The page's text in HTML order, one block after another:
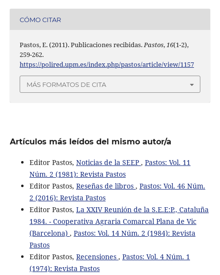
CÓMO CITAR
Pastos, E. (2011). Publicaciones recibidas.Pastos,16(1-2),
259-262.
https://polired.upm.es/index.php/pastos/article/view/1157
MÁS FORMATOS DE CITA
Artículos más leídos del mismo autor/a
Editor Pastos, Noticias de la SEEP , Pastos: Vol. 11
Núm. 2 (1981): Revista Pastos
Editor Pastos, Reseñas de libros , Pastos: Vol. 46 Núm.
2 (2016): Revista Pastos
Editor Pastos, La XXIV Reunión de la S.E.E:P., Cataluña
1984. - Cooperativa Agraria Comarcal Plana de Vic
(Barcelona) , Pastos: Vol. 14 Núm. 2 (1984): Revista
Pastos
Editor Pastos, Recensiones , Pastos: Vol. 4 Núm. 1
(1974): Revista Pastos